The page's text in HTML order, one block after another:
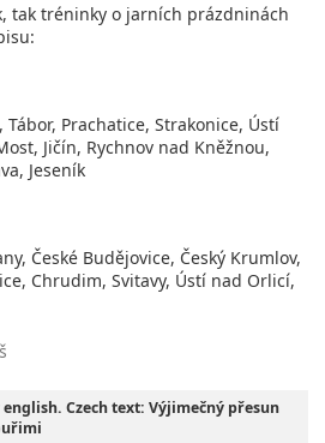
tak tréninky o jarních prázdninách
Prachatice, Strakonice, Ústí
Jičín, Rychnov nad Kněžnou,
Jeseník
České Budějovice, Český Krumlov,
Chrudim, Svitavy, Ústí nad Orlicí,
Czech text: Výjimečný přesun